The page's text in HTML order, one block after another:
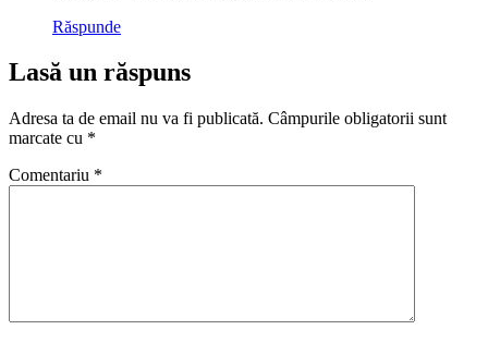
Răspunde
Lasă un răspuns
Adresa ta de email nu va fi publicată. Câmpurile obligatorii sunt
marcate cu *
Comentariu *